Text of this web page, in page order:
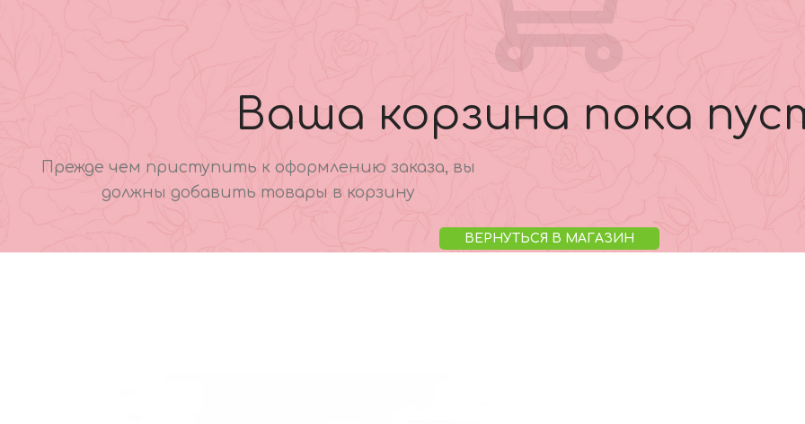
Ваша корзина пока
Прежде чем приступить к оформлению заказа, вы
должны добавить товары в корзину
ВЕРНУТЬСЯ В МАГАЗИН